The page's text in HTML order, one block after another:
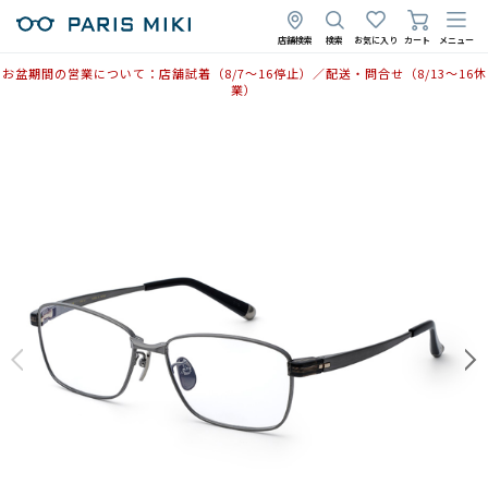
店舗検索 検索 お気に入り カート メニュー
お盆期間の営業について：店舗試着（8/7〜16停止）／配送・問合せ（8/13〜16休
業）